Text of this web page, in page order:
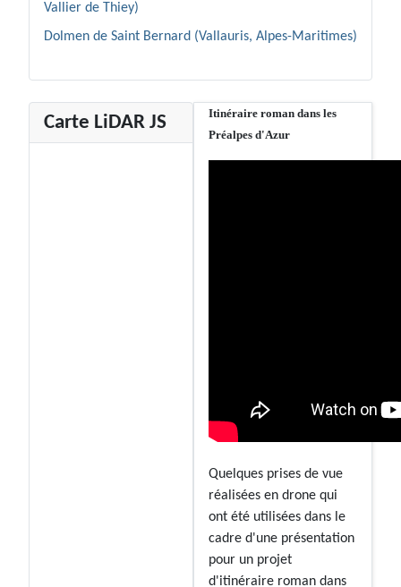
Vallier de Thiey)
Dolmen de Saint Bernard (Vallauris, Alpes-Maritimes)
Carte LiDAR JS
Itinéraire roman dans les
Préalpes d'Azur
Quelques prises de vue
réalisées en drone qui
ont été utilisées dans le
cadre d'une présentation
pour un projet
d'itinéraire roman dans